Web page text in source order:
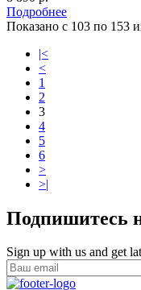
Подробнее
Показано с 103 по 153
|<
<
1
2
3
4
5
6
>
>|
Подпишитесь
Sign up with us and get